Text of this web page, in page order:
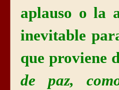
aplauso o la
inevitable
que proviene
de paz,